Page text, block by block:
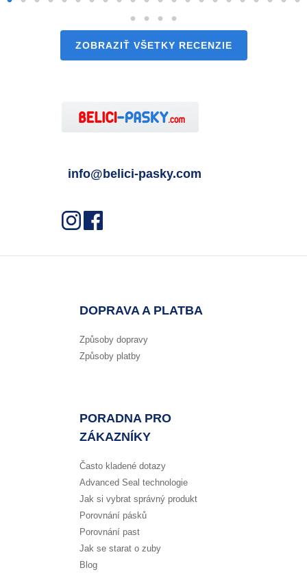
ZOBRAZIŤ VŠETKY RECENZIE
info@belici-pasky.com
DOPRAVA A PLATBA
Způsoby dopravy
Způsoby platby
PORADNA PRO
ZÁKAZNÍKY
Často kladené dotazy
Advanced Seal technologie
Jak si vybrat správný produkt
Porovnání pásků
Porovnání past
Jak se starat o zuby
Blog